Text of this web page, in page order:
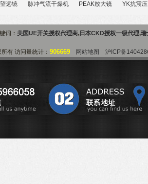
远镜 脉冲气流干燥机 PEAK放大镜 YK抗震
词： 美国UE开关授权代理商, 日本CKD授权一级代理,瑞
有 访问量统计： 906669 网站地图 沪ICP备